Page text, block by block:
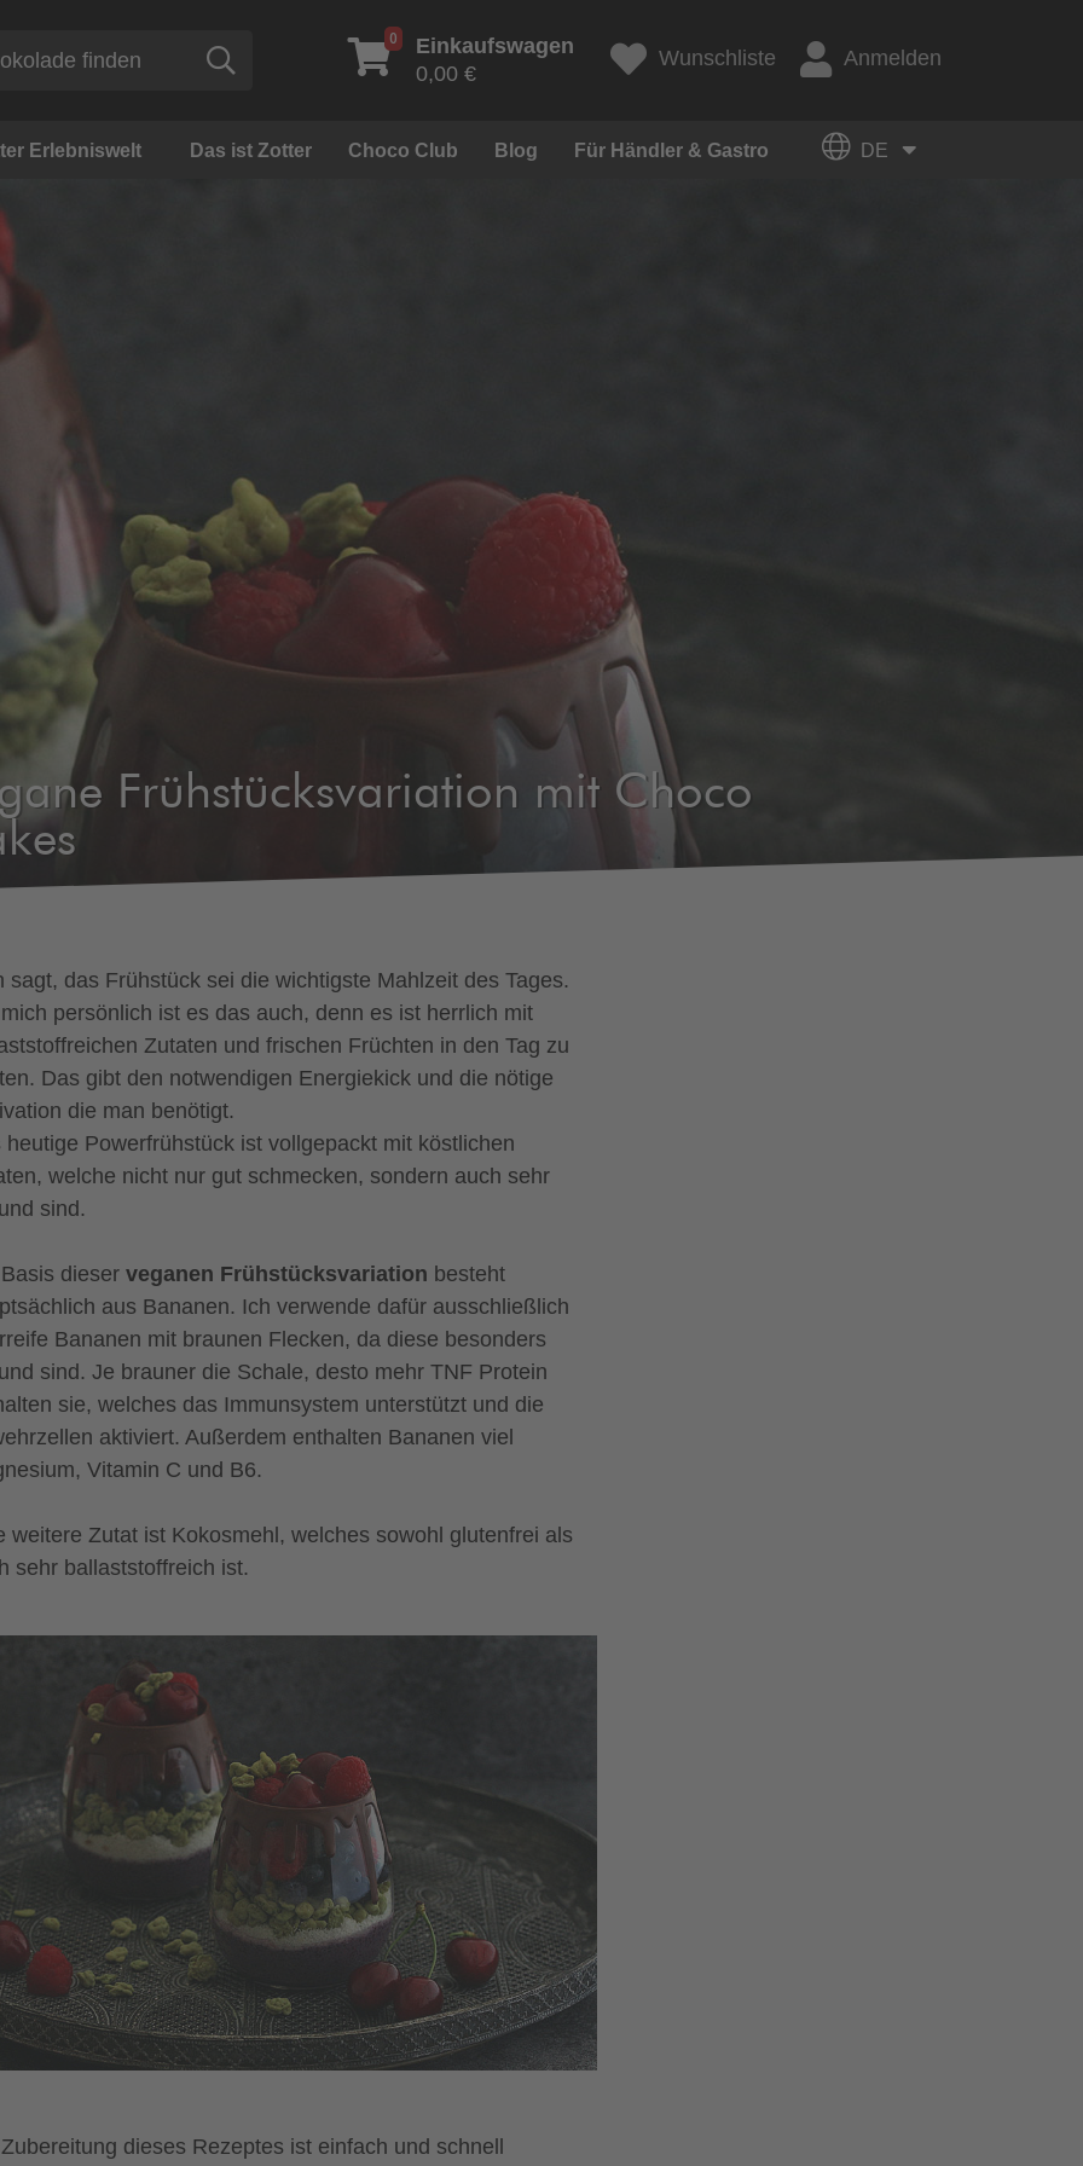
0
Einkaufswagen
0,00 €
Wunschliste Anmelden
Erlebniswelt Das ist Zotter Choco Club Blog Für Händler & Gastro DE
Frühstücksvariation mit Choco
sagt, das Frühstück sei die wichtigste Mahlzeit des Tages.
persönlich ist es das auch, denn es ist herrlich mit
Zutaten und frischen Früchten in den Tag zu
Das gibt den notwendigen Energiekick und die nötige
die man benötigt.
heutige Powerfrühstück ist vollgepackt mit köstlichen
welche nicht nur gut schmecken, sondern auch sehr
sind.
dieser veganen Frühstücksvariation besteht
aus Bananen. Ich verwende dafür ausschließlich
Bananen mit braunen Flecken, da diese besonders
sind. Je brauner die Schale, desto mehr TNF Protein
sie, welches das Immunsystem unterstützt und die
aktiviert. Außerdem enthalten Bananen viel
Vitamin C und B6.
weitere Zutat ist Kokosmehl, welches sowohl glutenfrei als
sehr ballaststoffreich ist.
dieses Rezeptes ist einfach und schnell